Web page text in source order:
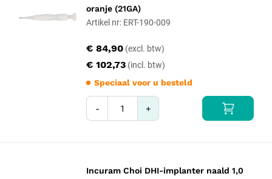
oranje (21GA)
Artikel nr: ERT-190-009
€ 102,73
€ 84,90
Speciaal voor u besteld
- +
Incuram Choi DHI-implanter naald 1,0